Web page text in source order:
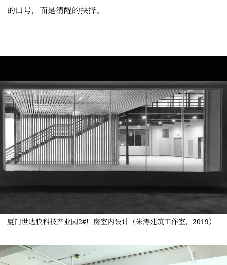
的口号，而是清醒的抉择。
厦门世达膜科技产业园2#厂房室内设计（朱涛建筑工作室，2019）